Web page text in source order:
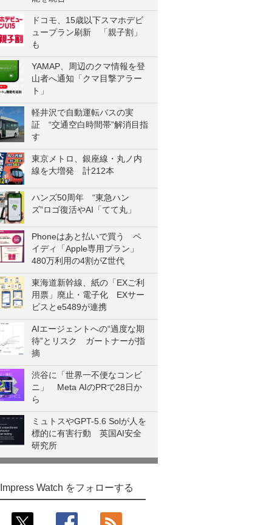
ドコモ、15歳以下スマホデビ
ュープラン刷新 「親子割」
も
YAMAP、周辺のクマ情報を登
山者へ通知「クマ目撃アラー
ト」
軽井沢で自動運転バスの実
証 “交通空白時間帯”解消目指
す
東京メトロ、銀座線・丸ノ内
線を大増発 計212本
ハンズ50周年 “東急ハン
ズ”ロゴ復活やAI「てて丸」
Phoneはあと払いで買う ペ
イディ「Apple専用プラン」
480万利用の4割がZ世代
東海道新幹線、紙の「EXご利
用票」廃止・電子化 EXサー
ビスとe5489が連携
AIエージェントへの“過度な期
待”とリスク ガートナーが指
摘
渋谷に「世界一不便なコンビ
ニ」 Meta AIのPRで28日か
ら
ミュトスやGPT-5.6 Solが人を
標的に有害行動 英国AI安全
研究所
Impress Watch をフォローする